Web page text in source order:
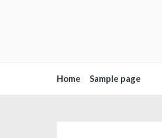
Home Sample page